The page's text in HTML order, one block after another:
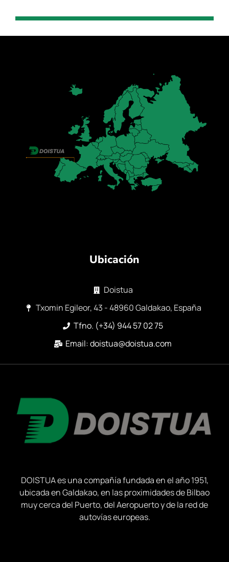
Ubicación
Doistua
Txomin Egileor, 43 - 48960 Galdakao, España
Tfno. (+34) 944 57 02 75
Email: doistua@doistua.com
DOISTUA es una compañía fundada en el año 1951,
ubicada en Galdakao, en las proximidades de Bilbao
muy cerca del Puerto, del Aeropuerto y de la red de
autovías europeas.